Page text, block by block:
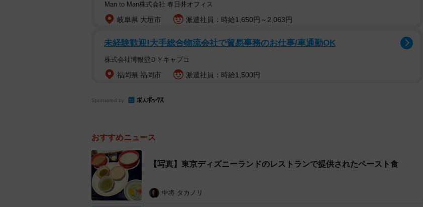
娘はこだわりが強いのもあり、見ただけで嫌がることも多いです。今回、お子様メニューを
ペースト加工してもらい、「食べられるかなあ？」と不安もあったのですが、結果的に野菜
以外は完食でした。こんなに経口だけで食べることはないのでびっくりしましたし、おいし
かったんだなあと思いました。
Man to Man株式会社 春日井オフィス
岐阜県 大垣市 派遣社員：時給1,650円～2,063円
未経験歓迎!大手総合物流会社で貿易事務のお仕事/車通勤OK
株式会社博報堂ＤＹキャプコ
福岡県 福岡市 派遣社員：時給1,500円
Sponsored by
おすすめニュース
【写真】東京ディズニーランドのレストランで提供されたペースト食
中将 タカノリ